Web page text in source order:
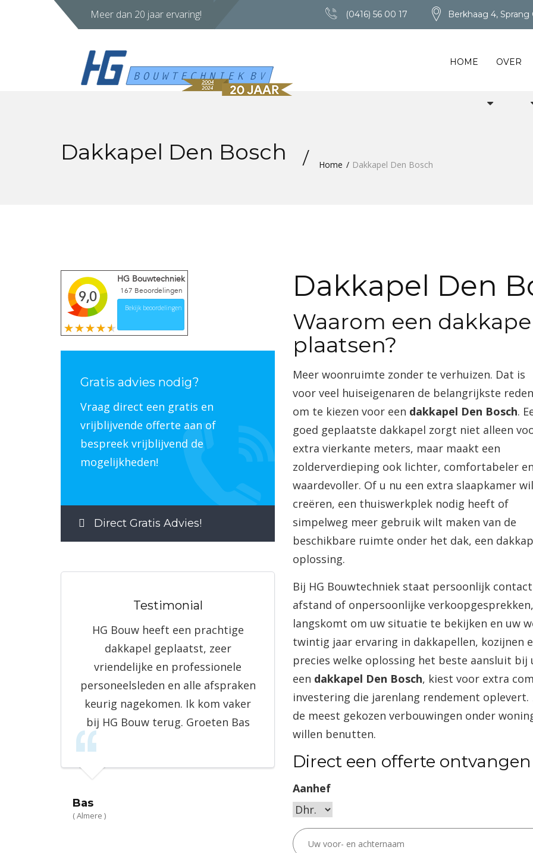
Meer dan 20 jaar ervaring! (0416) 56 00 17 Berkhaag 4, Sprang
HOME OVER
Dakkapel Den Bosch Home Dakkapel Den Bosch
9,0
HG Bouwtechniek
167 Beoordelingen
Bekijk beoordelingen
Gratis advies nodig?
Vraag direct een gratis en
vrijblijvende offerte aan of
bespreek vrijblijvend de
mogelijkheden!
Direct Gratis Advies!
Testimonial
HG Bouw heeft een prachtige
dakkapel geplaatst, zeer
vriendelijke en professionele
personeelsleden en alle afspraken
keurig nagekomen. Ik kom vaker
bij HG Bouw terug. Groeten Bas
Bas
( Almere )
Dakkapel Den
Waarom een
plaatsen?
Meer woonruimte zonder te verhuizen. Dat is
voor veel huiseigenaren de belangrijkste reden
om te kiezen voor een dakkapel Den Bosch.
goed geplaatste dakkapel zorgt niet alleen
extra vierkante meters, maar maakt een
zolderverdieping ook lichter, comfortabeler
waardevoller. Of u nu een extra slaapkamer
creëren, een thuiswerkplek nodig heeft of
simpelweg meer gebruik wilt maken van de
beschikbare ruimte onder het dak, een
oplossing.
Bij HG Bouwtechniek staat persoonlijk
afstand of onpersoonlijke
langskomt om uw situatie te bekijken en uw
twintig jaar ervaring in dakkapellen, kozijnen
precies welke oplossing het beste aansluit
een dakkapel Den Bosch, kiest voor extra
investering die jarenlang rendement oplevert.
de meest gekozen verbouwingen onder
willen benutten.
Direct een offerte
Aanhef